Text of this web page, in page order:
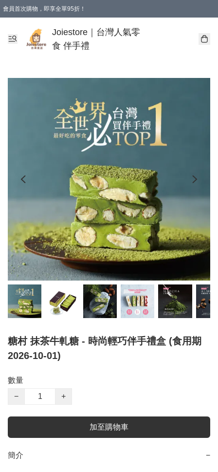
會員首次購物，即享全單95折！
購物滿 HKD 350.00即享免運費優惠！（適用於 本地送貨、本地取貨 )
Joiestore｜台灣人氣零
食 伴手禮
糖村 抹茶牛軋糖 - 時尚輕巧伴手禮盒 (食用期
2026-10-01)
數量
−
+
加至購物車
簡介 −